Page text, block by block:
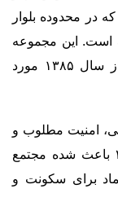
که در محدوده بلوار
است. این مجموعه
توسط تعاونی مسکن قضات اجرا شده و از سال ۱۳۸۵ مورد
امنیت مطلوب و
دسترسی مناسب به مراکز مهم منطقه ۲۲ باعث شده مجتمع
برای سکونت و